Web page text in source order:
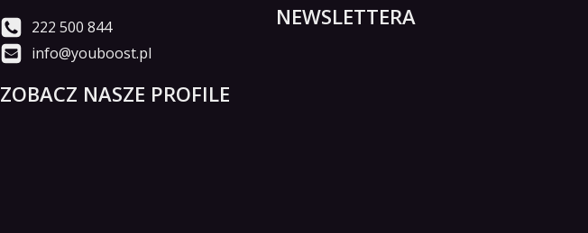
222 500 844
info@youboost.pl
ZOBACZ NASZE PROFILE
NEWSLETTERA